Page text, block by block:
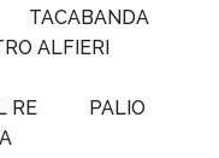
TACABANDA
ALFIERI
RE
PALIO